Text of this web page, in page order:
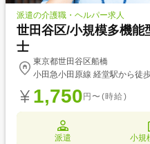
派遣の介護職・ヘルパー求人
世田谷区/小規模多機能
士
東京都世田谷区船橋
小田急小田原線 経堂駅から徒
1,750 円〜(時給)
派遣 小規